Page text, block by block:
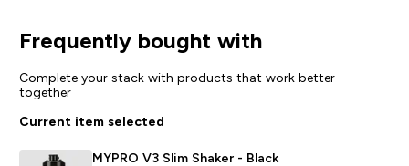
Frequently bought with
Complete your stack with products that work better
together
Current item selected
MYPRO V3 Slim Shaker - Black